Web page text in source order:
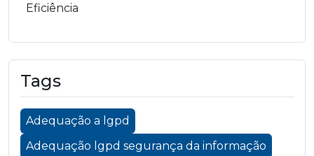
Eficiência
Tags
Adequação a lgpd
Adequação lgpd segurança da informação